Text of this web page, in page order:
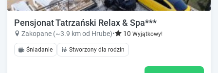
Pensjonat Tatrzański Relax & Spa***
Zakopane (~3.9 km od Hrube)• 10 Wyjątkowy!
Śniadanie Stworzony dla rodzin